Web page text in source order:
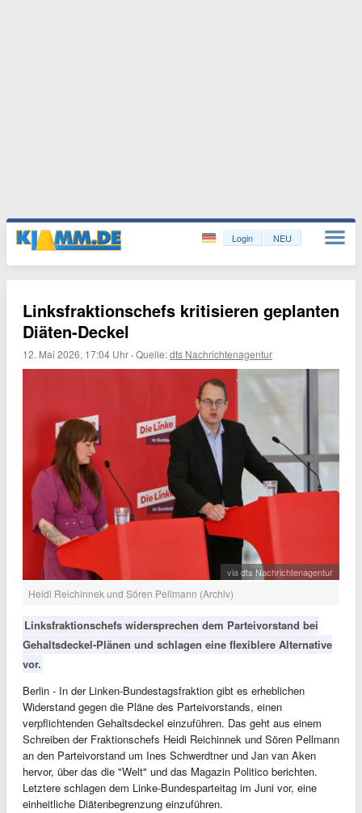
Login NEU
Linksfraktionschefs kritisieren geplanten
Diäten-Deckel
12. Mai 2026, 17:04 Uhr ·Quelle:dts Nachrichtenagentur
via dts Nachrichtenagentur
Heidi Reichinnek und Sören Pellmann (Archiv)
Linksfraktionschefs widersprechen dem Parteivorstand bei
Gehaltsdeckel-Plänen und schlagen eine flexiblere Alternative
vor.
Berlin - In der Linken-Bundestagsfraktion gibt es erheblichen
Widerstand gegen die Pläne des Parteivorstands, einen
verpflichtenden Gehaltsdeckel einzuführen. Das geht aus einem
Schreiben der Fraktionschefs Heidi Reichinnek und Sören Pellmann
an den Parteivorstand um Ines Schwerdtner und Jan van Aken
hervor, über das die "Welt" und das Magazin Politico berichten.
Letztere schlagen dem Linke-Bundesparteitag im Juni vor, eine
einheitliche Diätenbegrenzung einzuführen.